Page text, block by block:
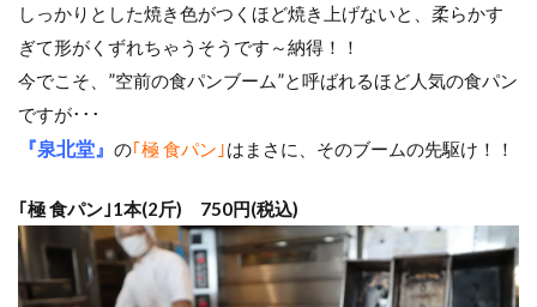
しっかりとした焼き色がつくほど焼き上げないと、柔らかす
ぎて形がくずれちゃうそうです～納得！！
今でこそ、”空前の食パンブーム”と呼ばれるほど人気の食パン
ですが･･･
『泉北堂』 の｢極 食パン｣はまさに、そのブームの先駆け！！
｢極 食パン｣1本(2斤) 750円(税込)